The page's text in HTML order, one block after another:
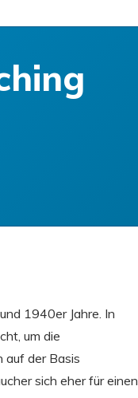
1940er Jahre. In
um die
auf der Basis
sich eher für einen